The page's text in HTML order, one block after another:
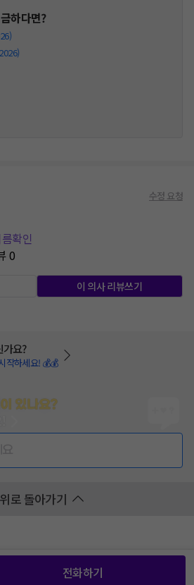
하다면?
수정 요청
확인
0
이 의사 리뷰쓰기
가요?
작하세요! 💰💰
있나요?
로 돌아가기
전화하기